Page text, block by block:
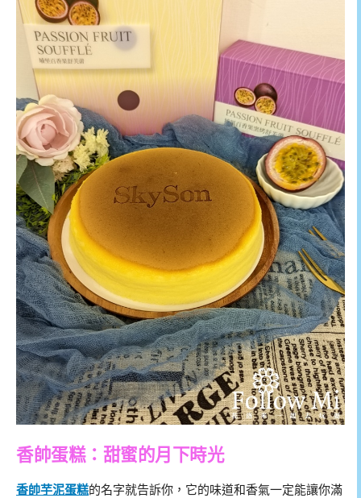
香帥蛋糕：甜蜜的月下時光
香帥芋泥蛋糕的名字就告訴你，它的味道和香氣一定能讓你滿